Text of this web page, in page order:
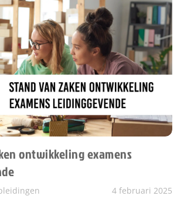
ontwikkeling examens
4 februari 2025